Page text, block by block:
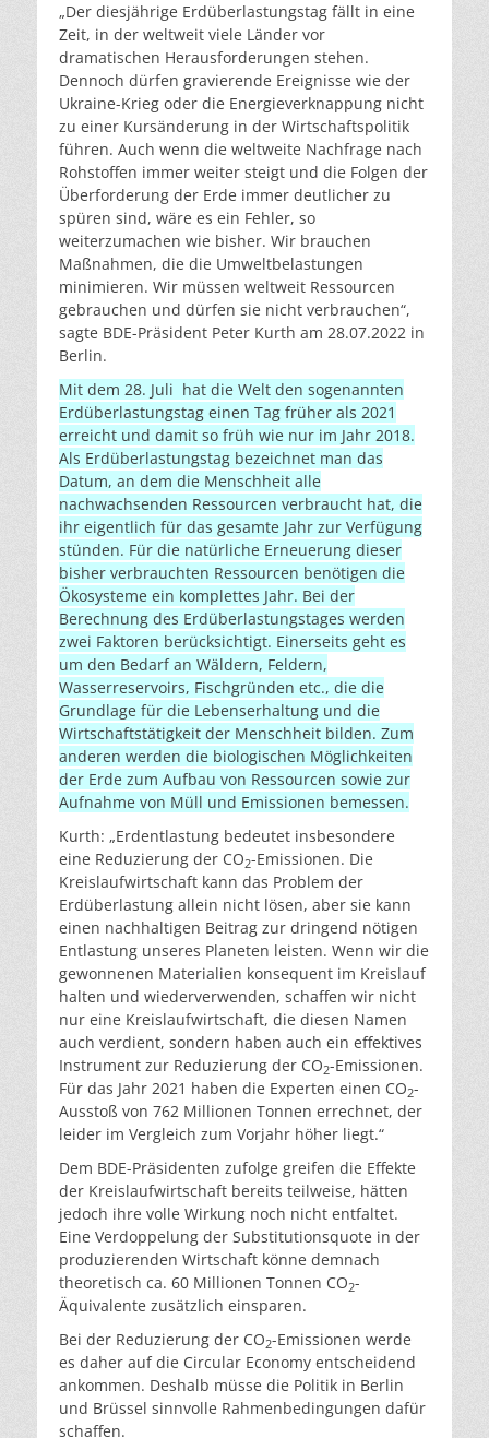
„Der diesjährige Erdüberlastungstag fällt in eine
Zeit, in der weltweit viele Länder vor
dramatischen Herausforderungen stehen.
Dennoch dürfen gravierende Ereignisse wie der
Ukraine-Krieg oder die Energieverknappung nicht
zu einer Kursänderung in der Wirtschaftspolitik
führen. Auch wenn die weltweite Nachfrage nach
Rohstoffen immer weiter steigt und die Folgen der
Überforderung der Erde immer deutlicher zu
spüren sind, wäre es ein Fehler, so
weiterzumachen wie bisher. Wir brauchen
Maßnahmen, die die Umweltbelastungen
minimieren. Wir müssen weltweit Ressourcen
gebrauchen und dürfen sie nicht verbrauchen“,
sagte BDE-Präsident Peter Kurth am 28.07.2022 in
Berlin.
Mit dem 28. Juli hat die Welt den sogenannten
Erdüberlastungstag einen Tag früher als 2021
erreicht und damit so früh wie nur im Jahr 2018.
Als Erdüberlastungstag bezeichnet man das
Datum, an dem die Menschheit alle
nachwachsenden Ressourcen verbraucht hat, die
ihr eigentlich für das gesamte Jahr zur Verfügung
stünden. Für die natürliche Erneuerung dieser
bisher verbrauchten Ressourcen benötigen die
Ökosysteme ein komplettes Jahr. Bei der
Berechnung des Erdüberlastungstages werden
zwei Faktoren berücksichtigt. Einerseits geht es
um den Bedarf an Wäldern, Feldern,
Wasserreservoirs, Fischgründen etc., die die
Grundlage für die Lebenserhaltung und die
Wirtschaftstätigkeit der Menschheit bilden. Zum
anderen werden die biologischen Möglichkeiten
der Erde zum Aufbau von Ressourcen sowie zur
Aufnahme von Müll und Emissionen bemessen.
Kurth: „Erdentlastung bedeutet insbesondere
eine Reduzierung der CO2-Emissionen. Die
Kreislaufwirtschaft kann das Problem der
Erdüberlastung allein nicht lösen, aber sie kann
einen nachhaltigen Beitrag zur dringend nötigen
Entlastung unseres Planeten leisten. Wenn wir die
gewonnenen Materialien konsequent im Kreislauf
halten und wiederverwenden, schaffen wir nicht
nur eine Kreislaufwirtschaft, die diesen Namen
auch verdient, sondern haben auch ein effektives
Instrument zur Reduzierung der CO2-Emissionen.
Für das Jahr 2021 haben die Experten einen CO2-
Ausstoß von 762 Millionen Tonnen errechnet, der
leider im Vergleich zum Vorjahr höher liegt.“
Dem BDE-Präsidenten zufolge greifen die Effekte
der Kreislaufwirtschaft bereits teilweise, hätten
jedoch ihre volle Wirkung noch nicht entfaltet.
Eine Verdoppelung der Substitutionsquote in der
produzierenden Wirtschaft könne demnach
theoretisch ca. 60 Millionen Tonnen CO2-
Äquivalente zusätzlich einsparen.
Bei der Reduzierung der CO2-Emissionen werde
es daher auf die Circular Economy entscheidend
ankommen. Deshalb müsse die Politik in Berlin
und Brüssel sinnvolle Rahmenbedingungen dafür
schaffen.